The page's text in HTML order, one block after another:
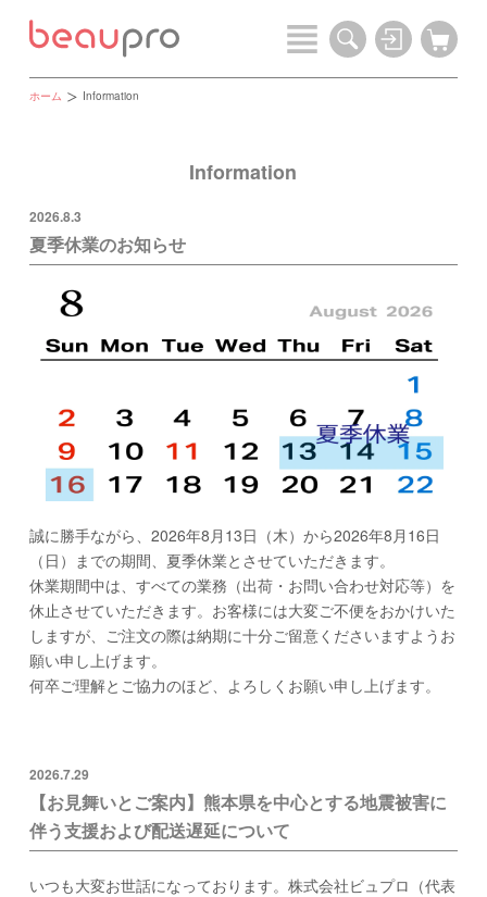
ホーム Information
Information
2026.8.3
夏季休業のお知らせ
誠に勝手ながら、2026年8月13日（木）から2026年8月16日
（日）までの期間、夏季休業とさせていただきます。
休業期間中は、すべての業務（出荷・お問い合わせ対応等）を
休止させていただきます。お客様には大変ご不便をおかけいた
しますが、ご注文の際は納期に十分ご留意くださいますようお
願い申し上げます。
何卒ご理解とご協力のほど、よろしくお願い申し上げます。
2026.7.29
【お見舞いとご案内】熊本県を中心とする地震被害に
伴う支援および配送遅延について
いつも大変お世話になっております。株式会社ビュプロ（代表